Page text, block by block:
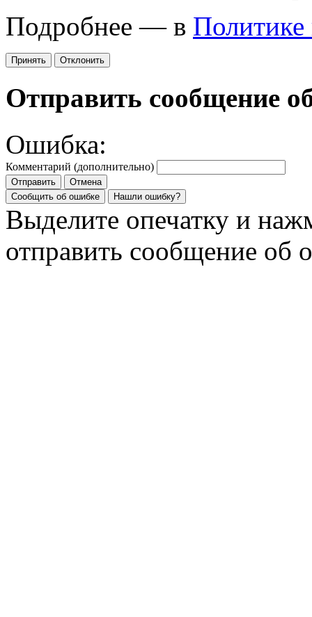
Подробнее — в Политике
Принять Отклонить
Отправить сообщение
Ошибка:
Комментарий (дополнительно)
Отправить
Отмена
Сообщить об ошибке
Нашли ошибку?
Выделите опечатку и
отправить сообщение об